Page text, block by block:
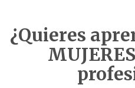
¿Quieres